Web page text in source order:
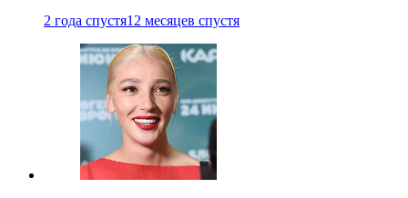
2 года спустя12 месяцев спустя